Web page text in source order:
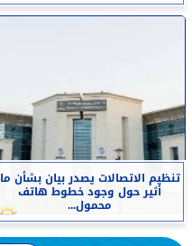
تنظيم الاتصالات يصدر بيان بشأن ما
أثير حول وجود خطوط هاتف
محمول...